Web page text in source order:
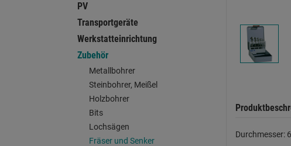
PV
Transportgeräte
Werkstatteinrichtung
Zubehör
Metallbohrer
Steinbohrer, Meißel
Holzbohrer
Bits
Lochsägen
Fräser und Senker
Durchmesser: